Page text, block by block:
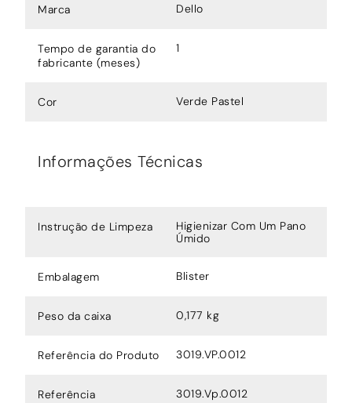
Marca Dello
Tempo de garantia do
fabricante (meses)
1
Cor Verde Pastel
Informações Técnicas
Instrução de Limpeza
Higienizar Com Um Pano
Úmido
Embalagem Blister
Peso da caixa 0,177 kg
Referência do Produto 3019.VP.0012
Referência 3019.Vp.0012